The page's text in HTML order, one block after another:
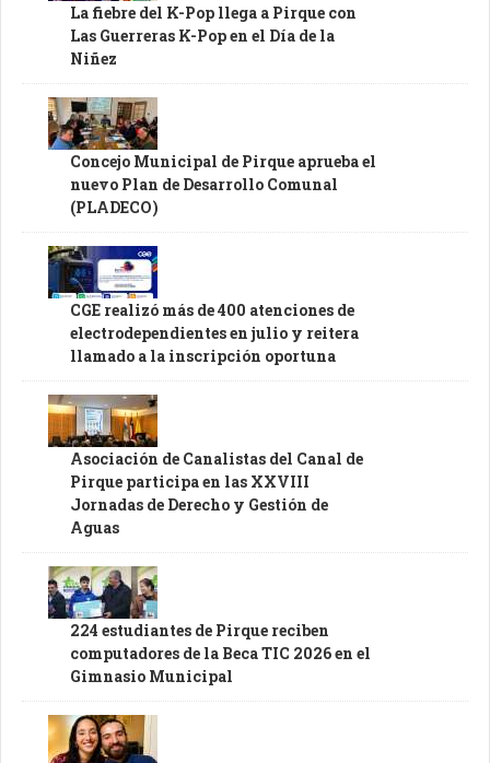
La fiebre del K-Pop llega a Pirque con
Las Guerreras K-Pop en el Día de la
Niñez
Concejo Municipal de Pirque aprueba el
nuevo Plan de Desarrollo Comunal
(PLADECO)
CGE realizó más de 400 atenciones de
electrodependientes en julio y reitera
llamado a la inscripción oportuna
Asociación de Canalistas del Canal de
Pirque participa en las XXVIII
Jornadas de Derecho y Gestión de
Aguas
224 estudiantes de Pirque reciben
computadores de la Beca TIC 2026 en el
Gimnasio Municipal